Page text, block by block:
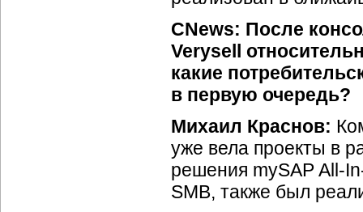
CNews: После
Verysell
какие
в первую очередь?
Михаил Краснов:
уже вела проекты в
решения mySAPAll-
SMB, также был